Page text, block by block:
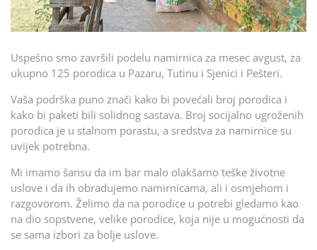
Uspešno smo završili podelu namirnica za mesec avgust, za
ukupno 125 porodica u Pazaru, Tutinu i Sjenici i Pešteri.
Vaša podrška puno znači kako bi povećali broj porodica i
kako bi paketi bili solidnog sastava. Broj socijalno ugroženih
porodica je u stalnom porastu, a sredstva za namirnice su
uvijek potrebna.
Mi imamo šansu da im bar malo olakšamo teške životne
uslove i da ih obradujemo namirnicama, ali i osmjehom i
razgovorom. Želimo da na porodice u potrebi gledamo kao
na dio sopstvene, velike porodice, koja nije u mogućnosti da
se sama izbori za bolje uslove.